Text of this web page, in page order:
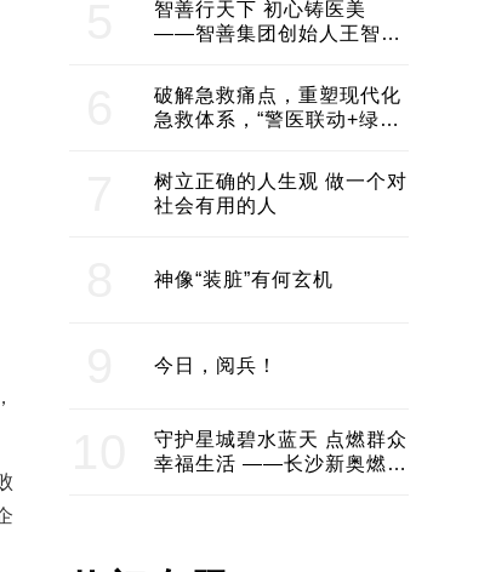
智善行天下 初心铸医美
——智善集团创始人王智带
建医美产业良性生态圈
破解急救痛点，重塑现代化
急救体系，“警医联动+绿波
树立正确的人生观 做一个对
社会有用的人
神像“装脏”有何玄机
今日，阅兵！
守护星城碧水蓝天 点燃群众
幸福生活 ——长沙新奥燃气